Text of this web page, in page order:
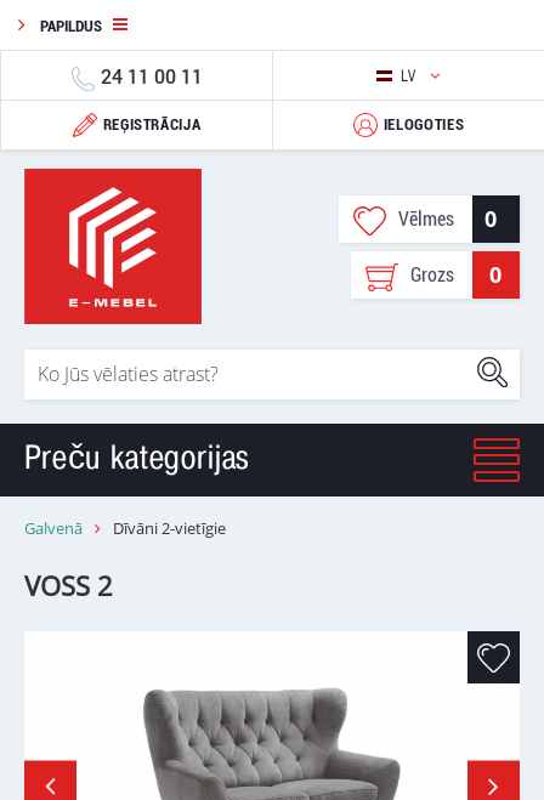
PAPILDUS
24 11 00 11 LV
REĢISTRĀCIJA IELOGOTIES
Vēlmes 0
Grozs 0
Preču kategorijas
Galvenā Dīvāni 2-vietīgie
VOSS 2